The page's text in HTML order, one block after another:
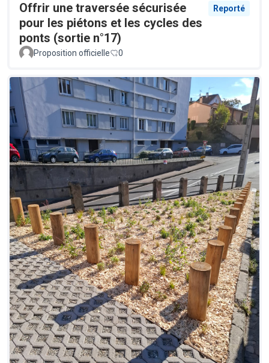
Offrir une traversée sécurisée
pour les piétons et les cycles des
ponts (sortie n°17)
Reporté
Proposition officielle 0